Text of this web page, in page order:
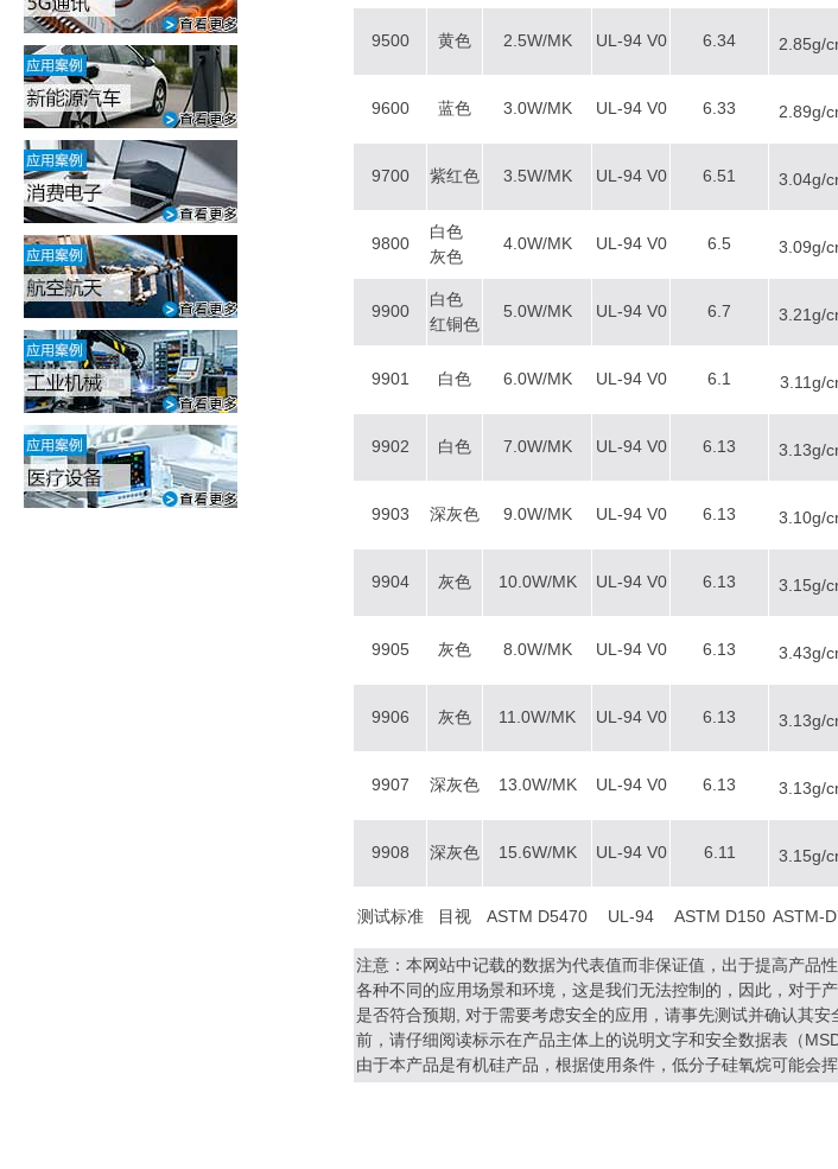
9500 黄色 2.5W/MK UL-94 V0 6.34 2.85g/
9600 蓝色 3.0W/MK UL-94 V0 6.33 2.89g/
9700 紫红色 3.5W/MK UL-94 V0 6.51 3.04g/
9800
白色
灰色
4.0W/MK UL-94 V0 6.5 3.09g/
9900
白色
红铜色
5.0W/MK UL-94 V0 6.7 3.21g/
9901 白色 6.0W/MK UL-94 V0 6.1 3.11g/
9902 白色 7.0W/MK UL-94 V0 6.13 3.13g/
9903 深灰色 9.0W/MK UL-94 V0 6.13 3.10g/
9904 灰色 10.0W/MK UL-94 V0 6.13 3.15g/
9905 灰色 8.0W/MK UL-94 V0 6.13 3.43g/
9906 灰色 11.0W/MK UL-94 V0 6.13 3.13g/
9907 深灰色 13.0W/MK UL-94 V0 6.13 3.13g/
9908 深灰色 15.6W/MK UL-94 V0 6.11 3.15g/
测试标准 目视 ASTM D5470 UL-94 ASTM D150 ASTM-
注意：本网站中记载的数据为代表值而非保证值，出于提高产品
各种不同的应用场景和环境，这是我们无法控制的，因此，对于
是否符合预期, 对于需要考虑安全的应用，请事先测试并确认其
前，请仔细阅读标示在产品主体上的说明文字和安全数据表（
由于本产品是有机硅产品，根据使用条件，低分子硅氧烷可能会